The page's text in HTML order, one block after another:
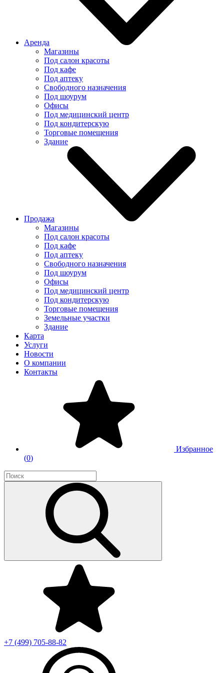
Аренда
Магазины
Под салон красоты
Под кафе
Под аптеку
Свободного назначения
Под шоурум
Офисы
Под медицинский центр
Под кондитерскую
Торговые помещения
Здание
Продажа
Магазины
Под салон красоты
Под кафе
Под аптеку
Свободного назначения
Под шоурум
Офисы
Под медицинский центр
Под кондитерскую
Торговые помещения
Земельные участки
Здание
Карта
Услуги
Новости
О компании
Контакты
Избранное
(0)
+7 (499) 705-88-82